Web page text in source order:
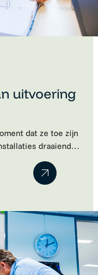
uitvoering
dat ze toe zijn
draaiende
ondertussen merk
volgende stap vaak